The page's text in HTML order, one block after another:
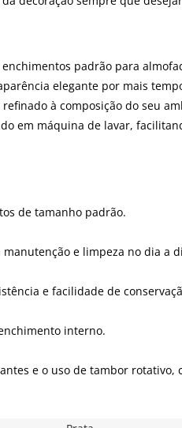
padrão para
elegante por mais
à composição do seu
em máquina de lavar,
de tamanho padrão.
e limpeza no dia a
e facilidade de
interno.
e o uso de tambor